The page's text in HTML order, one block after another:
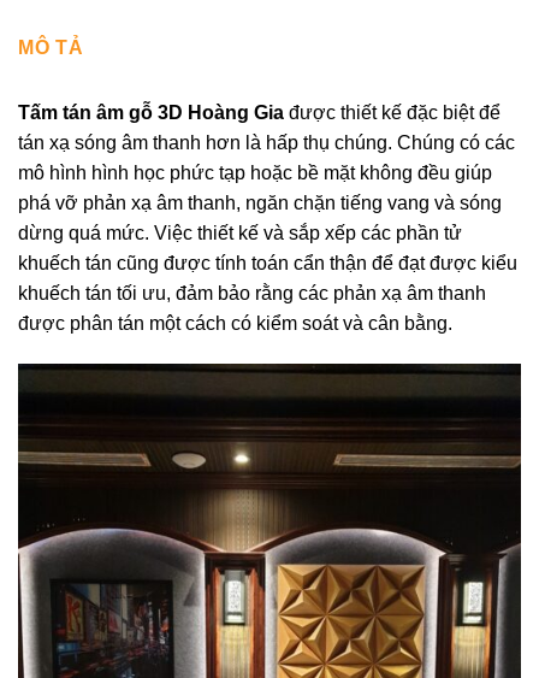
MÔ TẢ
Tấm tán âm gỗ 3D Hoàng Gia được thiết kế đặc biệt để
tán xạ sóng âm thanh hơn là hấp thụ chúng. Chúng có các
mô hình hình học phức tạp hoặc bề mặt không đều giúp
phá vỡ phản xạ âm thanh, ngăn chặn tiếng vang và sóng
dừng quá mức. Việc thiết kế và sắp xếp các phần tử
khuếch tán cũng được tính toán cẩn thận để đạt được kiểu
khuếch tán tối ưu, đảm bảo rằng các phản xạ âm thanh
được phân tán một cách có kiểm soát và cân bằng.